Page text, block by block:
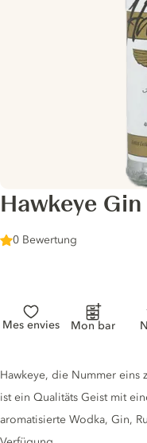
Hawkeye Gin
0 Bewertung
Mes envies Mon bar
Gin description
Hawkeye, die Nummer eins
ist ein Qualitäts Geist mit
aromatisierte Wodka, Gin,